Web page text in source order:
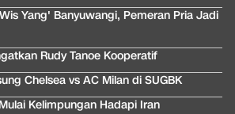
Yang' Banyuwangi, Pemeran Pria Jadi
Rudy Tanoe Kooperatif
Chelsea vs AC Milan di SUGBK
Kelimpungan Hadapi Iran